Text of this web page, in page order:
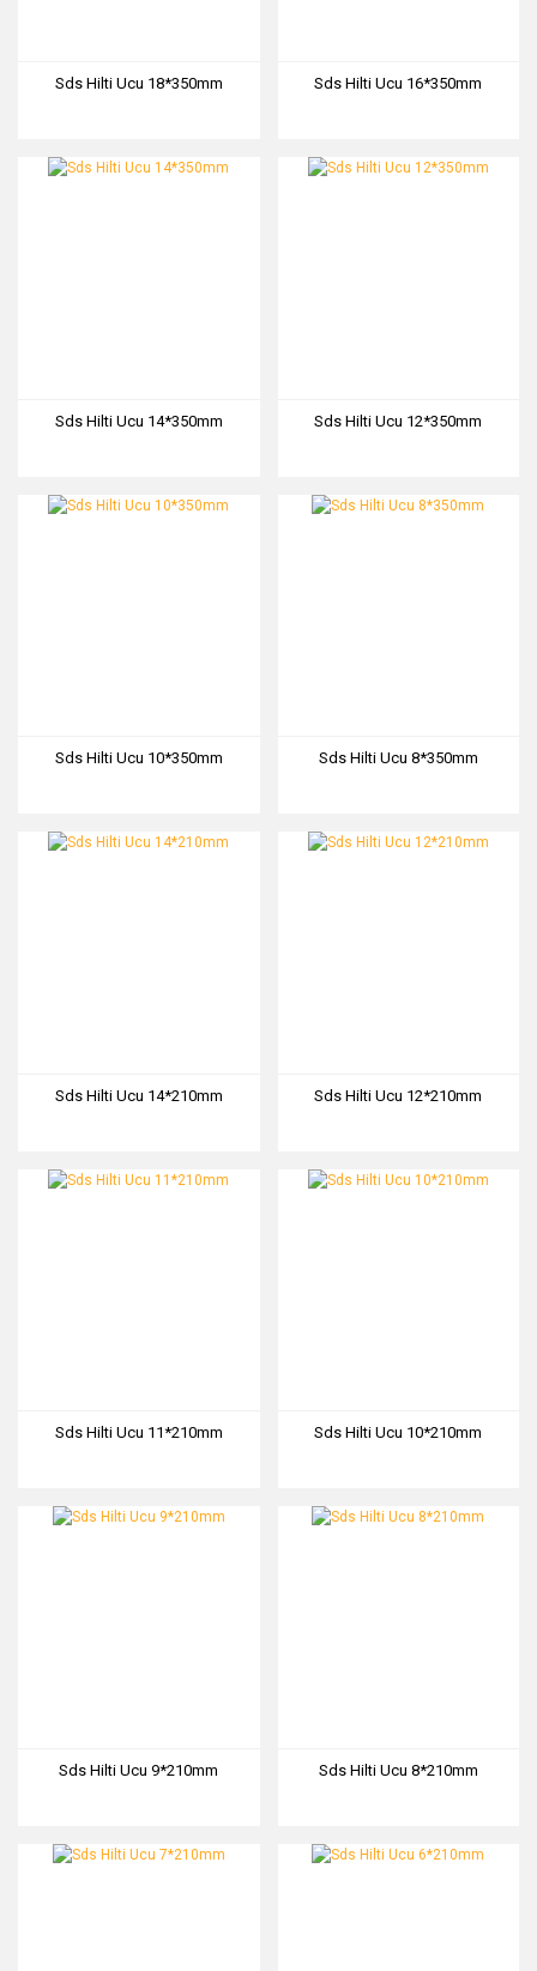
Sds Hilti Ucu 18*350mm Sds Hilti Ucu 16*350mm
Sds Hilti Ucu 14*350mm Sds Hilti Ucu 12*350mm
Sds Hilti Ucu 10*350mm Sds Hilti Ucu 8*350mm
Sds Hilti Ucu 14*210mm Sds Hilti Ucu 12*210mm
Sds Hilti Ucu 11*210mm Sds Hilti Ucu 10*210mm
Sds Hilti Ucu 9*210mm Sds Hilti Ucu 8*210mm